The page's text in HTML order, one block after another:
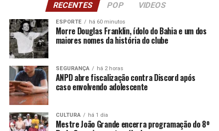
RECENTES POP VIDEOS
ESPORTE há 60 minutos
Morre Douglas Franklin, ídolo do Bahia e um dos
maiores nomes da história do clube
SEGURANÇA há 2 horas
ANPD abre fiscalização contra Discord após
caso envolvendo adolescente
CULTURA há 1 dia
Mestre João Grande encerra programação do 8º